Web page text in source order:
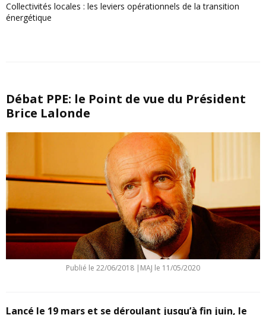
Collectivités locales : les leviers opérationnels de la transition
énergétique
Débat PPE: le Point de vue du Président
Brice Lalonde
Publié le 22/06/2018 | MAJ le 11/05/2020
Lancé le 19 mars et se déroulant jusqu’à fin juin, le